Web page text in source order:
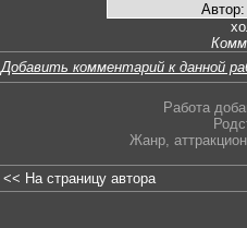
Добавить комментарий к данной
Работа
Жанр, аттракцион
<< На страницу автора